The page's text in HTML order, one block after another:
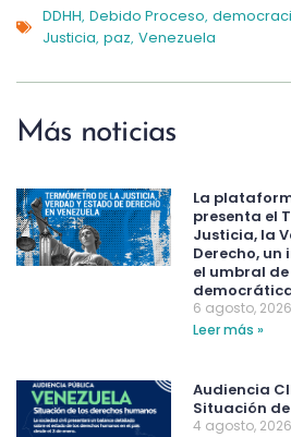
DDHH, Debido Proceso,
Justicia, paz, Venezuela
Más noticias
La
presenta el
Justicia, la
Derecho,
el umbral
6 agosto, 2026
Leer más »
Audiencia
Situación
4 agosto, 2026